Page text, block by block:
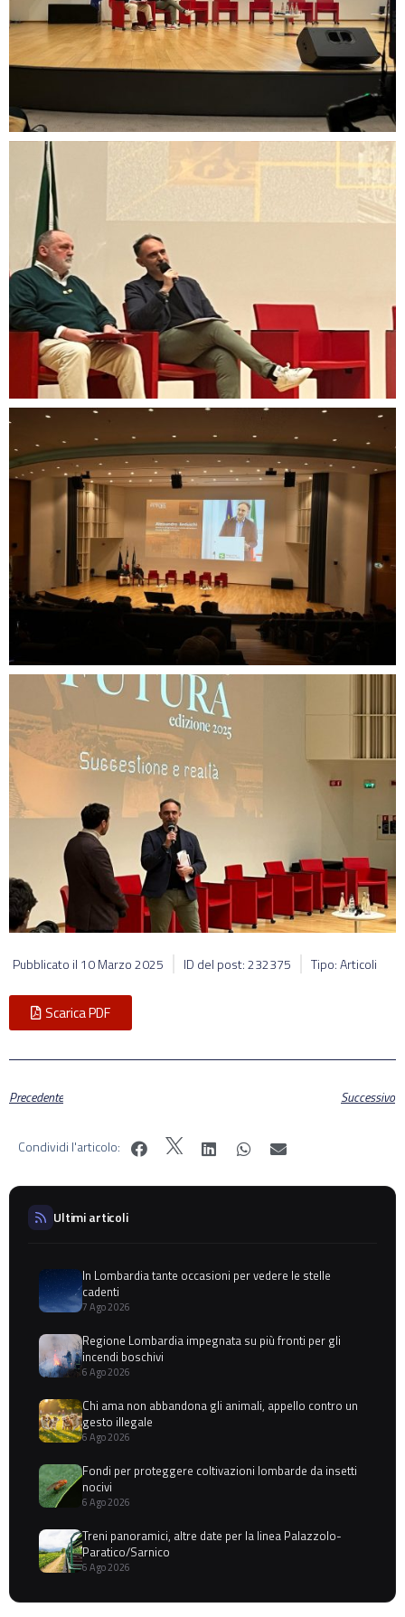
Pubblicato il 10 Marzo 2025 ID del post: 232375 Tipo: Articoli
Scarica PDF
Precedente Successivo
Condividi l'articolo:
Ultimi articoli
In Lombardia tante occasioni per vedere le stelle
cadenti
7 Ago 2026
Regione Lombardia impegnata su più fronti per gli
incendi boschivi
6 Ago 2026
Chi ama non abbandona gli animali, appello contro un
gesto illegale
6 Ago 2026
Fondi per proteggere coltivazioni lombarde da insetti
nocivi
6 Ago 2026
Treni panoramici, altre date per la linea Palazzolo-
Paratico/Sarnico
6 Ago 2026